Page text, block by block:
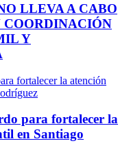
LLEVA A CABO
Y
para fortalecer la
en Santiago